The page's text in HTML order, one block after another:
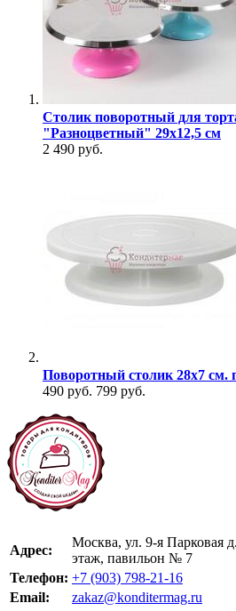
Столик поворотный для
"Разноцветный" 29х12,5 см
2 490 руб.
Поворотный столик 28х7 см.
490 руб. 799 руб.
Адрес:
Москва, ул. 9-я Парковая
этаж, павильон № 7
Телефон: +7 (903) 798-21-16
Email:
zakaz@konditermag.ru